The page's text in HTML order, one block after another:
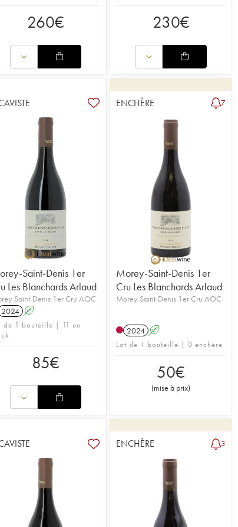
260€ 230€
Saint-Denis 1er
Les Blanchards Arlaud
Saint-Denis 1er Cru AOC
2024 A
de 1 bouteille | 11 en
85€
ENCHÈRE 7
Morey-Saint-Denis 1er
Cru Les Blanchards Arlaud
Morey-Saint-Denis 1er Cru AOC
2024 A
Lot de 1 bouteille | 0 enchère
50€
(mise à prix)
ENCHÈRE 3